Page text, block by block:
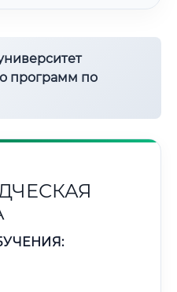
программ по